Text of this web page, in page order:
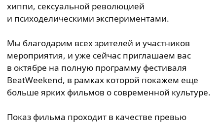
хиппи, сексуальной революцией
и психоделическими экспериментами.
Мы благодарим всех зрителей и участников
мероприятия, и уже сейчас приглашаем вас
в октябре на полную программу фестиваля
BeatWeekend, в рамках которой покажем еще
больше ярких фильмов о современной культуре.
Показ фильма проходит в качестве превью